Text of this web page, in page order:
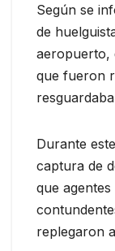
Según se
de
aeropuerto,
que fueron
Durante
captura de
que
replegaron